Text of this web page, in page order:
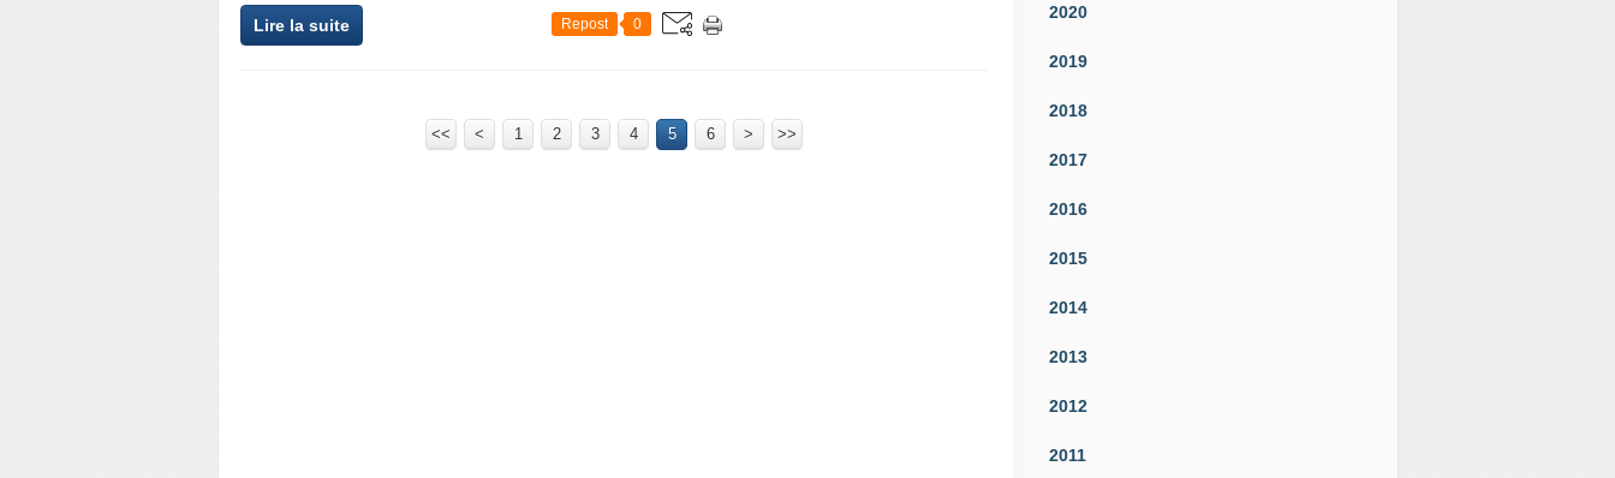
Lire la suite Repost 0
<< < 1 2 3 4 5 6 > >>
2020
2019
2018
2017
2016
2015
2014
2013
2012
2011